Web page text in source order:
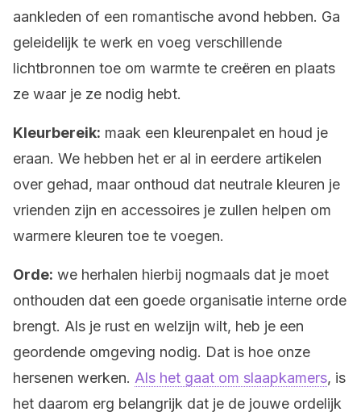
aankleden of een romantische avond hebben. Ga
geleidelijk te werk en voeg verschillende
lichtbronnen toe om warmte te creëren en plaats
ze waar je ze nodig hebt.
Kleurbereik: maak een kleurenpalet en houd je
eraan. We hebben het er al in eerdere artikelen
over gehad, maar onthoud dat neutrale kleuren je
vrienden zijn en accessoires je zullen helpen om
warmere kleuren toe te voegen.
Orde: we herhalen hierbij nogmaals dat je moet
onthouden dat een goede organisatie interne orde
brengt. Als je rust en welzijn wilt, heb je een
geordende omgeving nodig. Dat is hoe onze
hersenen werken. Als het gaat om slaapkamers, is
het daarom erg belangrijk dat je de jouwe ordelijk